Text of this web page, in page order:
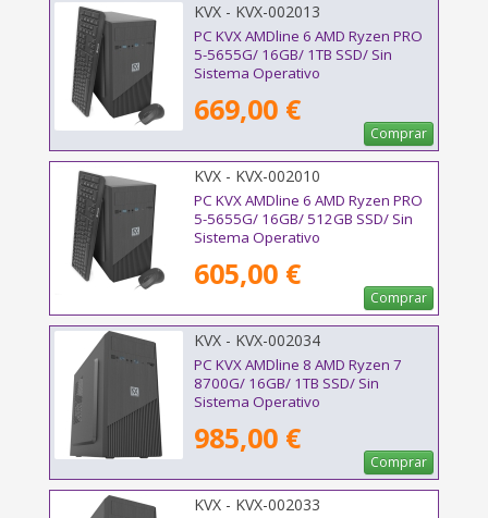
KVX - KVX-002013
PC KVX AMDline 6 AMD Ryzen PRO
5-5655G/ 16GB/ 1TB SSD/ Sin
Sistema Operativo
669,00 €
Comprar
KVX - KVX-002010
PC KVX AMDline 6 AMD Ryzen PRO
5-5655G/ 16GB/ 512GB SSD/ Sin
Sistema Operativo
605,00 €
Comprar
KVX - KVX-002034
PC KVX AMDline 8 AMD Ryzen 7
8700G/ 16GB/ 1TB SSD/ Sin
Sistema Operativo
985,00 €
Comprar
KVX - KVX-002033